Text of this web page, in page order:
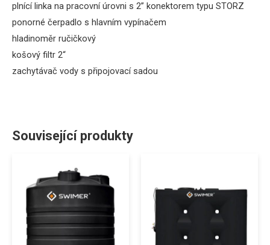
plnící linka na pracovní úrovni s 2” konektorem typu STORZ
ponorné čerpadlo s hlavním vypínačem
hladinoměr ručičkový
košový filtr 2“
zachytávač vody s připojovací sadou
Související produkty